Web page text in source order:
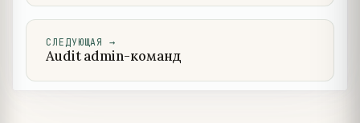
СЛЕДУЮЩАЯ →
Audit admin-команд